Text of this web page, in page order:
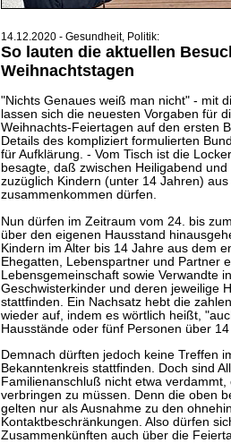
14.12.2020 - Gesundheit, Politik:
So lauten die aktuellen
Weihnachtstagen
"Nichts Genaues weiß man nicht" - mit
lassen sich die neuesten Vorgaben für
Weihnachts-Feiertagen auf den ersten
Details des kompliziert formulierten
für Aufklärung. - Vom Tisch ist die
besagte, daß zwischen Heiligabend
zuzüglich Kindern (unter 14 Jahren)
zusammenkommen dürfen.
Nun dürfen im Zeitraum vom 24. bis
über den eigenen Hausstand
Kindern im Alter bis 14 Jahre aus dem
Ehegatten, Lebenspartner und Partner
Lebensgemeinschaft sowie Verwandte
Geschwisterkinder und deren jeweilige
stattfinden. Ein Nachsatz hebt die
wieder auf, indem es wörtlich heißt,
Hausstände oder fünf Personen über
Demnach dürften jedoch keine Treffen
Bekanntenkreis stattfinden. Doch sind
Familienanschluß nicht etwa
verbringen zu müssen. Denn die oben
gelten nur als Ausnahme zu den
Kontaktbeschränkungen. Also dürfen
Zusammenkünften auch über die